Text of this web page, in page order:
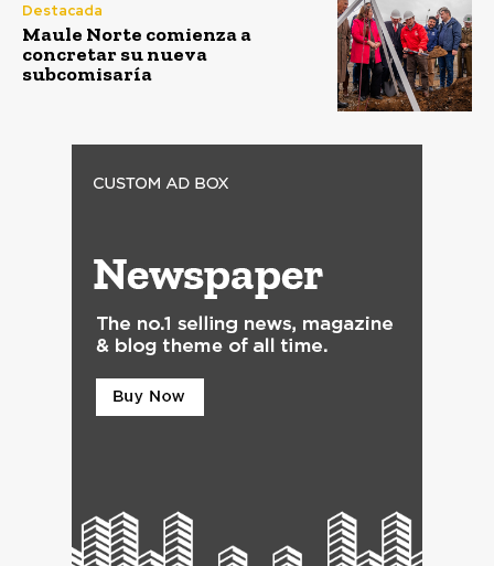
Destacada
Maule Norte comienza a
concretar su nueva
subcomisaría